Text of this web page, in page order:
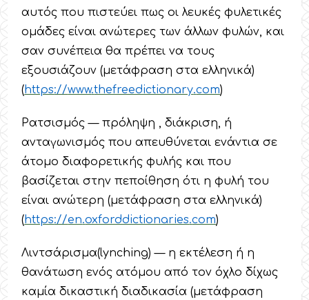
αυτός που πιστεύει πως οι λευκές φυλετικές
ομάδες είναι ανώτερες των άλλων φυλών, και
σαν συνέπεια θα πρέπει να τους
εξουσιάζουν (μετάφραση στα ελληνικά)
(https://www.thefreedictionary.com)
Ρατσισμός — πρόληψη , διάκριση, ή
ανταγωνισμός που απευθύνεται ενάντια σε
άτομο διαφορετικής φυλής και που
βασίζεται στην πεποίθηση ότι η φυλή του
είναι ανώτερη (μετάφραση στα ελληνικά)
(https://en.oxforddictionaries.com)
Λιντσάρισμα(lynching) — η εκτέλεση ή η
θανάτωση ενός ατόμου από τον όχλο δίχως
καμία δικαστική διαδικασία (μετάφραση